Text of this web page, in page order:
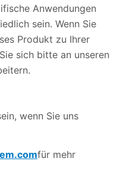
Anwendungen
sein. Wenn Sie
Produkt zu Ihrer
sich bitte an unseren
wenn Sie uns
für mehr